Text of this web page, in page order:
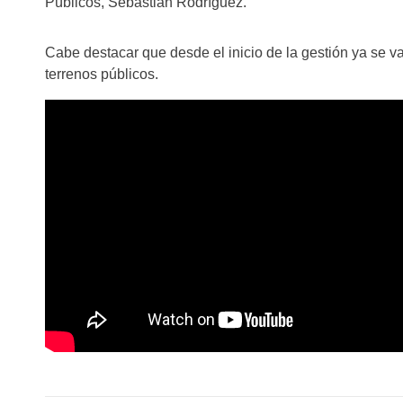
Cabe destacar que desde el inicio de la gestión ya se
terrenos públicos.